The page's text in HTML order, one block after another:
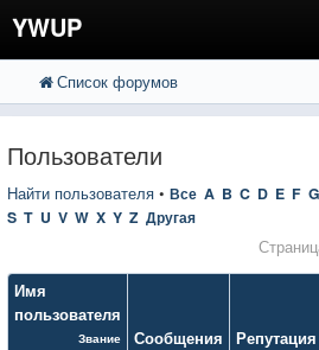
YWUP
FAQ
Вход
Список форумов
Пользователи
Найти пользователя • Все A B C D E F G
S T U V W X Y Z Другая
Имя
пользователя
Звание Сообщения Репутация